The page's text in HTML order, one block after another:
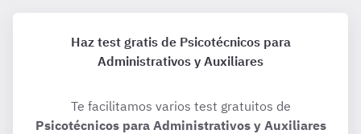
Haz test gratis de Psicotécnicos para
Administrativos y Auxiliares
Te facilitamos varios test gratuitos de
Psicotécnicos para Administrativos y Auxiliares